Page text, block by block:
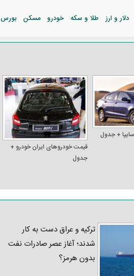
دلار و ارز طلا و سکه خودرو مسکن بورس
+ جدول
قیمت خودرو‌های ایران خودرو +
جدول
ترکیه و عراق دست به کار
شدند؛ آغاز عصر صادرات نفت
بدون هرمز؟